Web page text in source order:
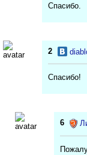
Спасибо.
2
Спасибо!
6